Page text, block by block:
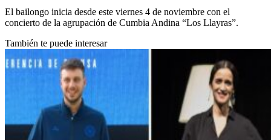
El bailongo inicia desde este viernes 4 de noviembre con el
concierto de la agrupación de Cumbia Andina “Los Llayras”.
También te puede interesar